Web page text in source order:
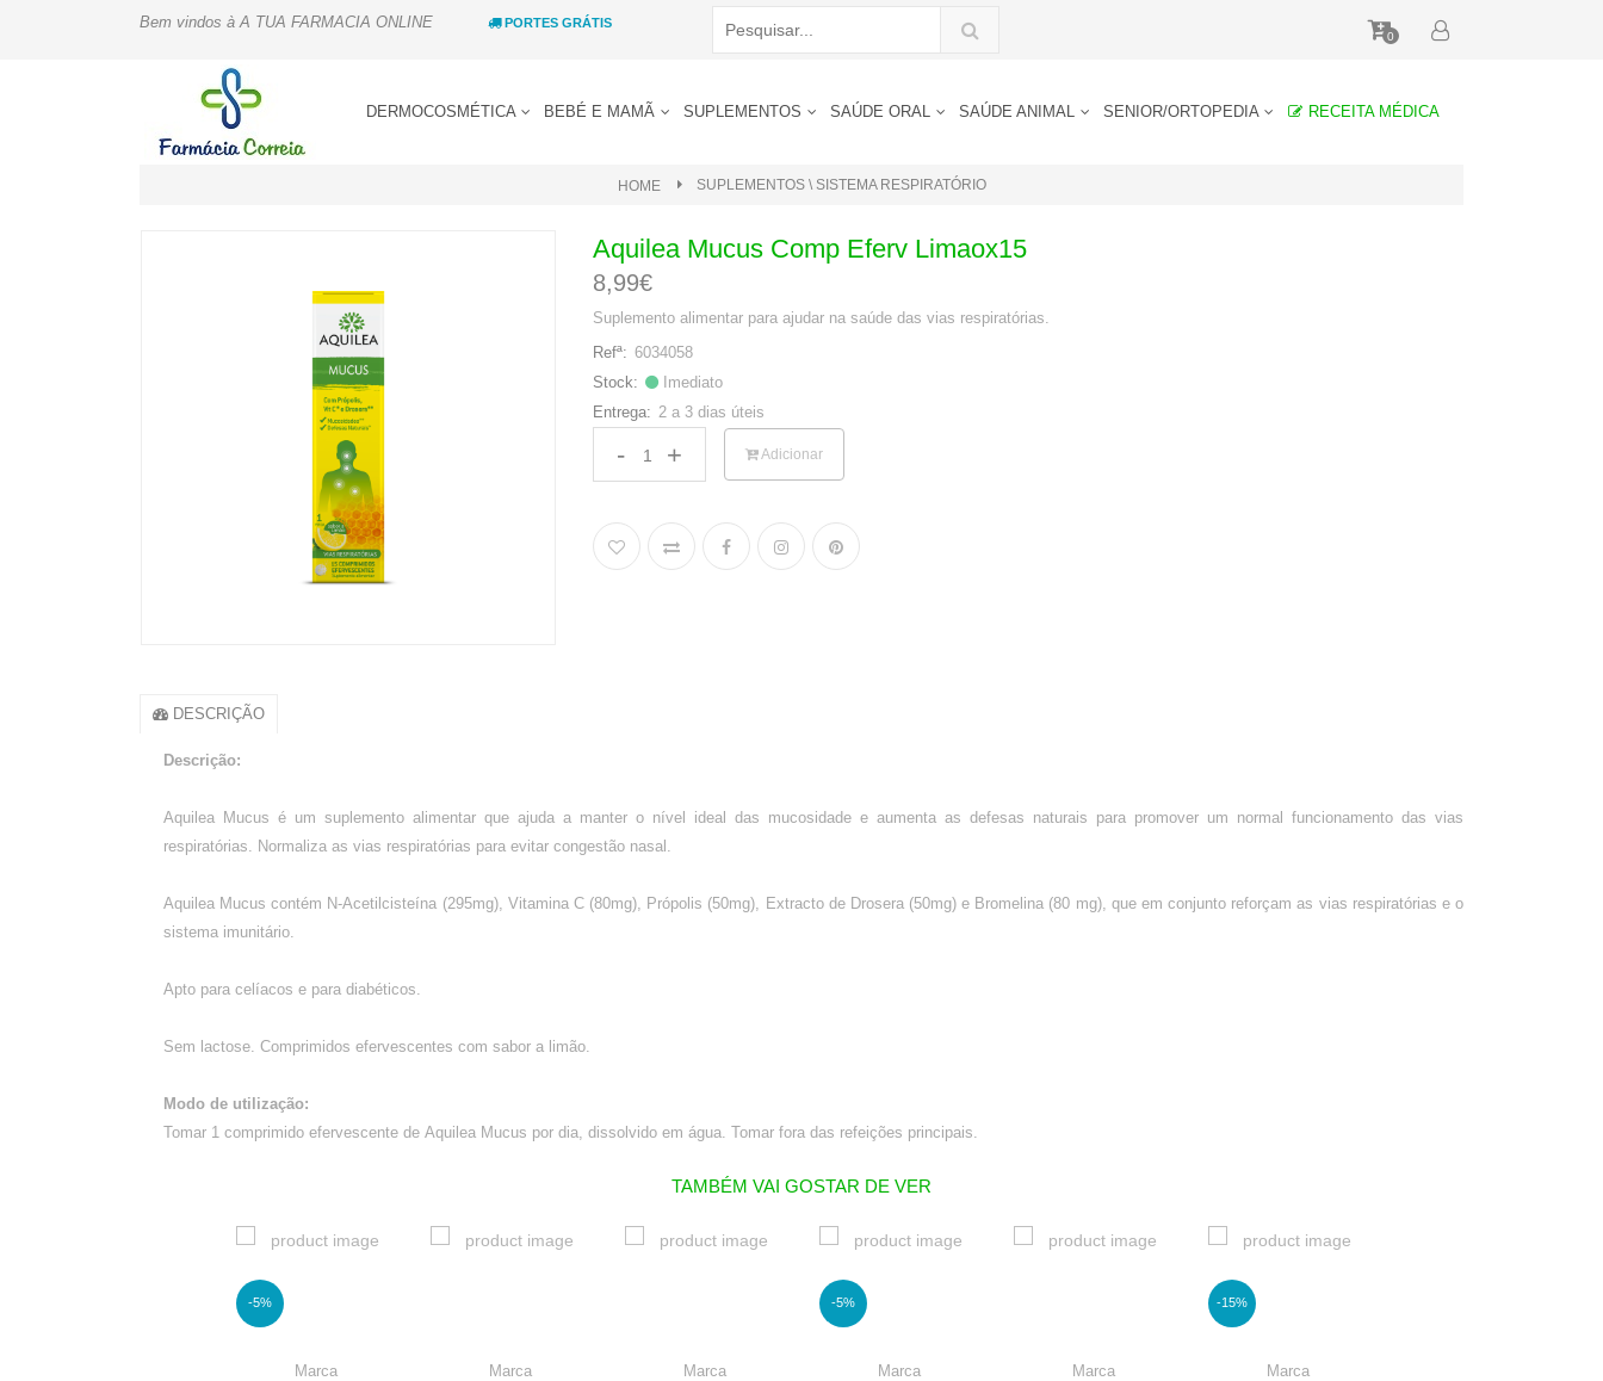
Bem vindos à A TUA FARMACIA ONLINE PORTES GRÁTIS
0
DERMOCOSMÉTICA BEBÉ E MAMÃ SUPLEMENTOS SAÚDE ORAL SAÚDE ANIMAL SENIOR/ORTOPEDIA RECEITA MÉDICA
HOME SUPLEMENTOS \ SISTEMA RESPIRATÓRIO
Aquilea Mucus Comp Eferv Limaox15
8,99€
Suplemento alimentar para ajudar na saúde das vias respiratórias.
Refª: 6034058
Stock:
Imediato
Entrega: 2 a 3 dias úteis
- + Adicionar
DESCRIÇÃO
Descrição:
Aquilea Mucus é um suplemento alimentar que ajuda a manter o nível ideal das mucosidade e aumenta as defesas naturais para promover um normal funcionamento das vias
respiratórias. Normaliza as vias respiratórias para evitar congestão nasal.
Aquilea Mucus contém N-Acetilcisteína (295mg), Vitamina C (80mg), Própolis (50mg), Extracto de Drosera (50mg) e Bromelina (80 mg), que em conjunto reforçam as vias respiratórias e o
sistema imunitário.
Apto para celíacos e para diabéticos.
Sem lactose. Comprimidos efervescentes com sabor a limão.
Modo de utilização:
Tomar 1 comprimido efervescente de Aquilea Mucus por dia, dissolvido em água. Tomar fora das refeições principais.
TAMBÉM VAI GOSTAR DE VER
-5%
Marca Marca Marca
-5%
Marca Marca
-15%
Marca